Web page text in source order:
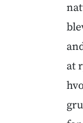
at